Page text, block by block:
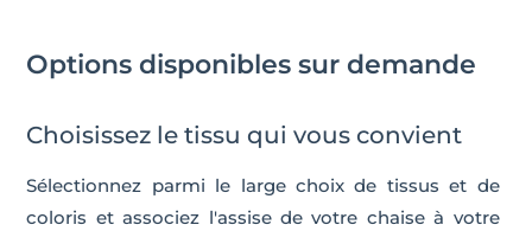
Options disponibles sur demande
Choisissez le tissu qui vous convient
Sélectionnez parmi le large choix de tissus et de
coloris et associez l'assise de votre chaise à votre